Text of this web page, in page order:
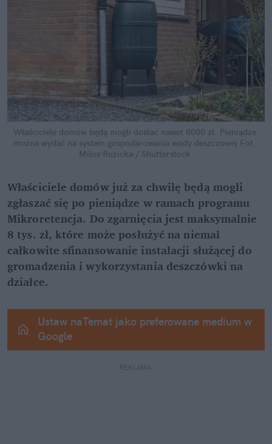
Właściciele domów będą mogli dostać nawet 8000 zł. Pieniądze
można wydać na system gospodarowania wody deszczowej Fot.
Milos Ruzicka / Shutterstock
Właściciele domów już za chwilę będą mogli
zgłaszać się po pieniądze w ramach programu
Mikroretencja. Do zgarnięcia jest maksymalnie
8 tys. zł, które może posłużyć na niemal
całkowite sfinansowanie instalacji służącej do
gromadzenia i wykorzystania deszczówki na
działce.
Ustaw naTemat jako preferowane medium w
Google
REKLAMA